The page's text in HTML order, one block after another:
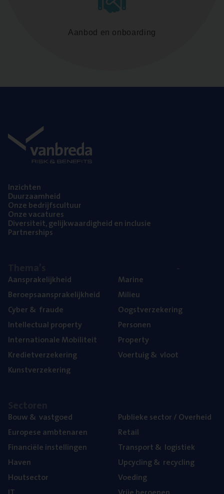
Aanbod en onboarding
Inzich­ten
Duur­zaam­heid
Onze bedrijfs­cul­tuur
Onze vaca­tu­res
Diver­si­teit, gelijk­waar­dig­heid en inclusie
Part­ner­ships
Aan­spra­ke­lijk­heid
Beroeps­aan­spra­ke­lijk­heid
Cyber& fraude
Intel­lec­tu­al property
Inter­na­ti­o­na­le Mobiliteit
Kre­diet­ver­ze­ke­ring
Kunst­ver­ze­ke­ring
Mari­ne
Mili­eu
Oogst­ver­ze­ke­ring
Per­so­nen
Pro­per­ty
Voer­tuig& vloot
Bouw& vastgoed
Euro­pe­se ambtenaren
Finan­ci­ë­le instellingen
Haven
Hout­sec­tor
Publie­ke sec­tor / Overheid
Retail
Trans­port& logistiek
Upcy­cling& recycling
Voe­ding